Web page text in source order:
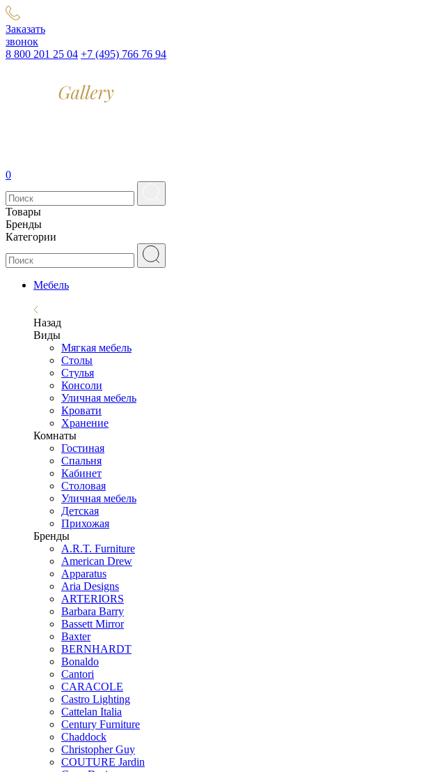
Заказать
звонок
8 800 201 25 04 +7 (495) 766 76 94
0
Товары
Бренды
Категории
Мебель
Назад
Виды
Мягкая мебель
Столы
Стулья
Консоли
Уличная мебель
Кровати
Хранение
Комнаты
Гостиная
Спальня
Кабинет
Столовая
Уличная мебель
Детская
Прихожая
Бренды
A.R.T. Furniture
American Drew
Apparatus
Aria Designs
ARTERIORS
Barbara Barry
Bassett Mirror
Baxter
BERNHARDT
Bonaldo
Cantori
CARACOLE
Castro Lighting
Cattelan Italia
Century Furniture
Chaddock
Christopher Guy
COUTURE Jardin